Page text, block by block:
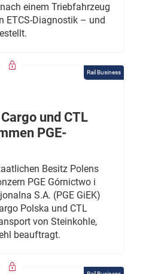
einem Triebfahrzeug
ETCS-Diagnostik – und
Rail Business
und CTL
PGE-
Besitz Polens
PGE Górnictwo i
S.A. (PGE GiEK)
Polska und CTL
von Steinkohle,
beauftragt.